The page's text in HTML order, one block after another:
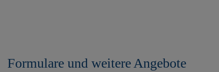
Formulare und weitere Angebote